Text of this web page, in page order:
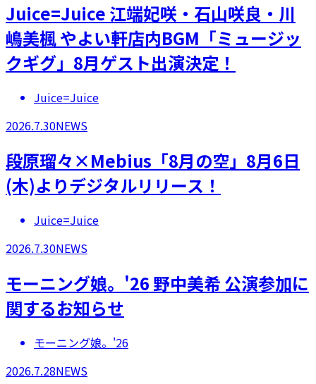
Juice=Juice 江端妃咲・石山咲良・川
嶋美楓 やよい軒店内BGM「ミュージッ
クギグ」8月ゲスト出演決定！
Juice=Juice
2026.7.30NEWS
段原瑠々×Mebius「8月の空」8月6日
(木)よりデジタルリリース！
Juice=Juice
2026.7.30NEWS
モーニング娘。'26 野中美希 公演参加に
関するお知らせ
モーニング娘。'26
2026.7.28NEWS